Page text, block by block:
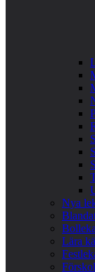
Nya
Lära